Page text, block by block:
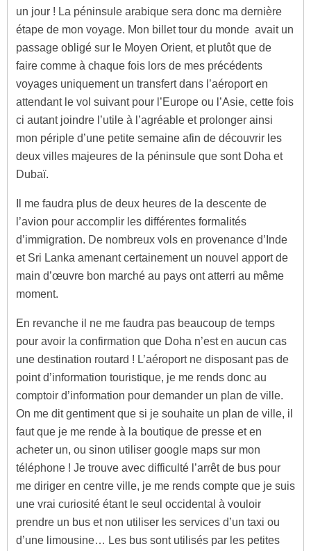
un jour ! La péninsule arabique sera donc ma dernière
étape de mon voyage. Mon billet tour du monde avait un
passage obligé sur le Moyen Orient, et plutôt que de
faire comme à chaque fois lors de mes précédents
voyages uniquement un transfert dans l’aéroport en
attendant le vol suivant pour l’Europe ou l’Asie, cette fois
ci autant joindre l’utile à l’agréable et prolonger ainsi
mon périple d’une petite semaine afin de découvrir les
deux villes majeures de la péninsule que sont Doha et
Dubaï.
Il me faudra plus de deux heures de la descente de
l’avion pour accomplir les différentes formalités
d’immigration. De nombreux vols en provenance d’Inde
et Sri Lanka amenant certainement un nouvel apport de
main d’œuvre bon marché au pays ont atterri au même
moment.
En revanche il ne me faudra pas beaucoup de temps
pour avoir la confirmation que Doha n’est en aucun cas
une destination routard ! L’aéroport ne disposant pas de
point d’information touristique, je me rends donc au
comptoir d’information pour demander un plan de ville.
On me dit gentiment que si je souhaite un plan de ville, il
faut que je me rende à la boutique de presse et en
acheter un, ou sinon utiliser google maps sur mon
téléphone ! Je trouve avec difficulté l’arrêt de bus pour
me diriger en centre ville, je me rends compte que je suis
une vrai curiosité étant le seul occidental à vouloir
prendre un bus et non utiliser les services d’un taxi ou
d’une limousine… Les bus sont utilisés par les petites